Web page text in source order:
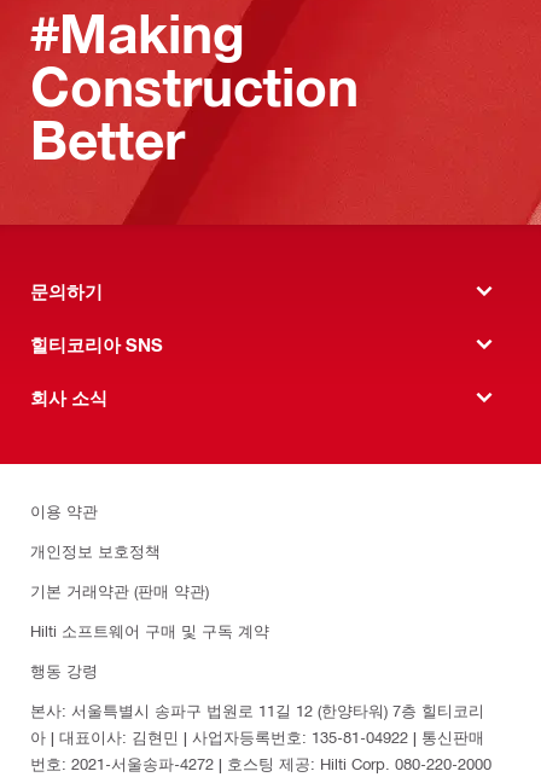
#Making
Construction
Better
문의하기
힐티코리아 SNS
회사 소식
이용 약관
개인정보 보호정책
기본 거래약관 (판매 약관)
Hilti 소프트웨어 구매 및 구독 계약
행동 강령
본사: 서울특별시 송파구 법원로 11길 12 (한양타워) 7층 힐티코리
아 | 대표이사: 김현민 | 사업자등록번호: 135-81-04922 | 통신판매
번호: 2021-서울송파-4272 | 호스팅 제공: Hilti Corp. 080-220-2000